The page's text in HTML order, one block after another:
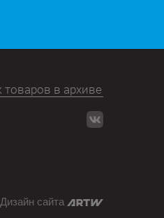
Дизайн сайта